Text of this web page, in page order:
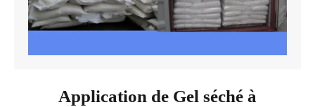
Application de Gel séché à